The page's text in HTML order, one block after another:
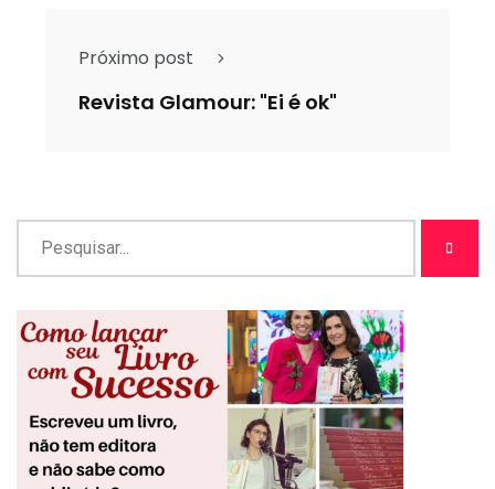
Próximo post
Revista Glamour: "Ei é ok"